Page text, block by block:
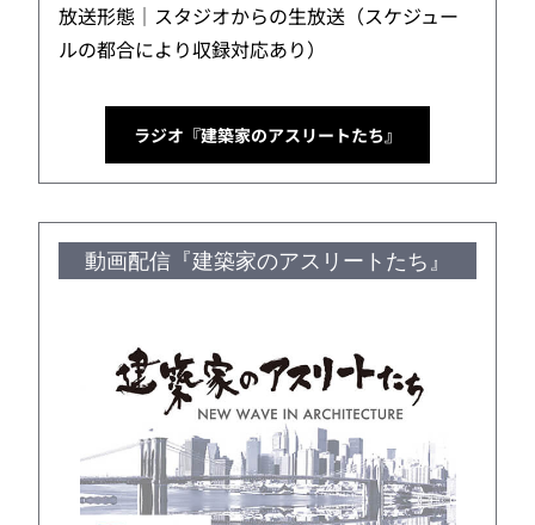
放送形態｜スタジオからの生放送（スケジュー
ルの都合により収録対応あり）
ラジオ『建築家のアスリートたち』
動画配信『建築家のアスリートたち』